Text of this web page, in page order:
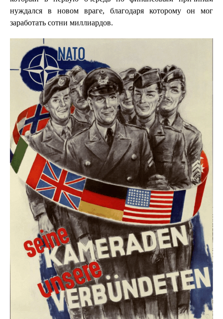
нуждался в новом враге, благодаря которому он мог
заработать сотни миллиардов.